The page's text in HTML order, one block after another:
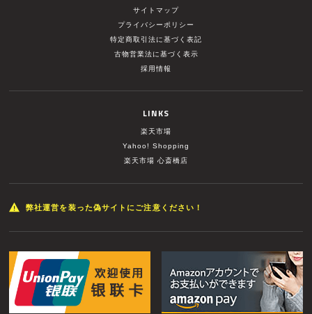
サイトマップ
プライバシーポリシー
特定商取引法に基づく表記
古物営業法に基づく表示
採用情報
LINKS
楽天市場
Yahoo! Shopping
楽天市場 心斎橋店
弊社運営を装った偽サイトにご注意ください！